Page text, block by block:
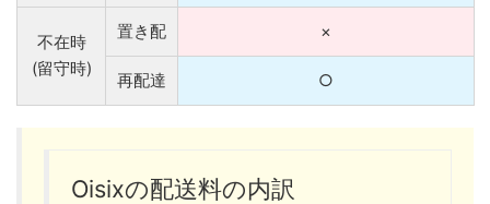
不在時
(留守時)
置き配 ×
再配達 ○
Oisixの配送料の内訳